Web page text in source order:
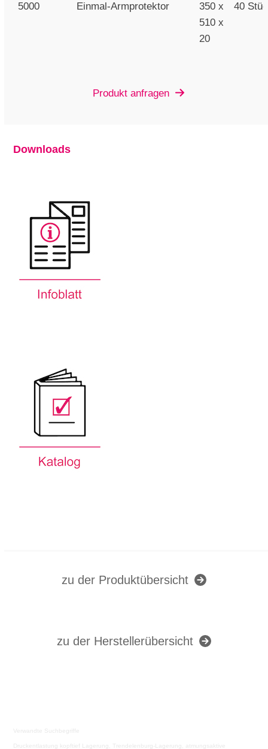
5000 Einmal-Armprotektor
350 x
510 x
20
40
Produkt anfragen
Downloads
zu der Produktübersicht
zu der Herstellerübersicht
Verwandte Suchbegriffe
Druckentlastung kopftief Lagerung, Trendelenburg-Lagerung, atmungsaktive